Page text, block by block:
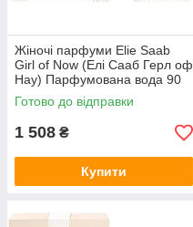
Жіночі парфуми Elie Saab
Girl of Now (Елі Сааб Герл оф
Нау) Парфумована вода 90
ml/мл
Готово до відправки
1 508 ₴
Купити